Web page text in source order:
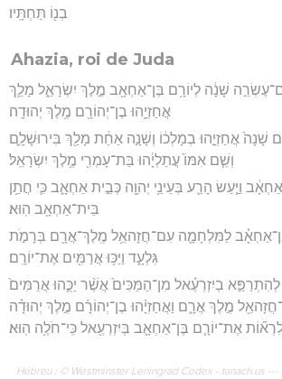
בְנ֖וֹ תַּחְתָּֽיו׃
Ahazia, roi de Juda
שָׁנָ֔ה לְיוֹרָ֥ם בֶּן־אַחְאָ֖ב מֶ֣לֶךְ יִשְׂרָאֵ֑ל מָלַ֛ךְ
אֲחַזְיָ֥הוּ בֶן־יְהוֹרָ֖ם מֶ֥לֶךְ יְהוּדָֽה׃
שָׁנָה֙ אֲחַזְיָ֣הוּ בְמָלְכ֔וֹ וְשָׁנָ֣ה אַחַ֔ת מָלַ֖ךְ בִּירוּשָׁלִָ֑ם
וְשֵׁ֤ם אִמּוֹ֙ עֲתַלְיָ֔הוּ בַּת־עָמְרִ֖י מֶ֥לֶךְ יִשְׂרָאֵֽל׃
וַיַּ֧עַשׂ הָרַ֛ע בְּעֵינֵ֥י יְהוָ֖ה כְּבֵ֣ית אַחְאָ֑ב כִּ֛י חֲתַ֥ן
בֵּית־אַחְאָ֖ב הֽוּא׃
בֶּן־אַחְאָ֗ב לַמִּלְחָמָ֛ה עִם־חֲזָהאֵ֥ל מֶֽלֶךְ־אֲרָ֖ם בְּרָמֹ֣ת
גִּלְעָ֑ד וַיַּכּ֥וּ אֲרַמִּ֖ים אֶת־יוֹרָֽם׃
לְהִתְרַפֵּ֣א בְיִזְרְעֶ֗אל מִן־הַמַּכִּים֙ אֲשֶׁ֨ר יַכֻּ֤הוּ אֲרַמִּים֙
מֶ֣לֶךְ אֲרָ֑ם וַאֲחַזְיָ֨הוּ בֶן־יְהוֹרָ֜ם מֶ֣לֶךְ יְהוּדָ֗ה
אֶת־יוֹרָ֧ם בֶּן־אַחְאָ֛ב בְּיִזְרְעֶ֖אל כִּֽי־חֹלֶ֥ה הֽוּא׃
Hébreu : © Westminster Leningrad Codex - tanach.us